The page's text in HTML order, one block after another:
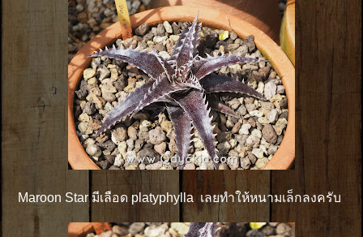
Maroon Star มีเลือด platyphylla เลยทำให้หนามเล็กลงครับ